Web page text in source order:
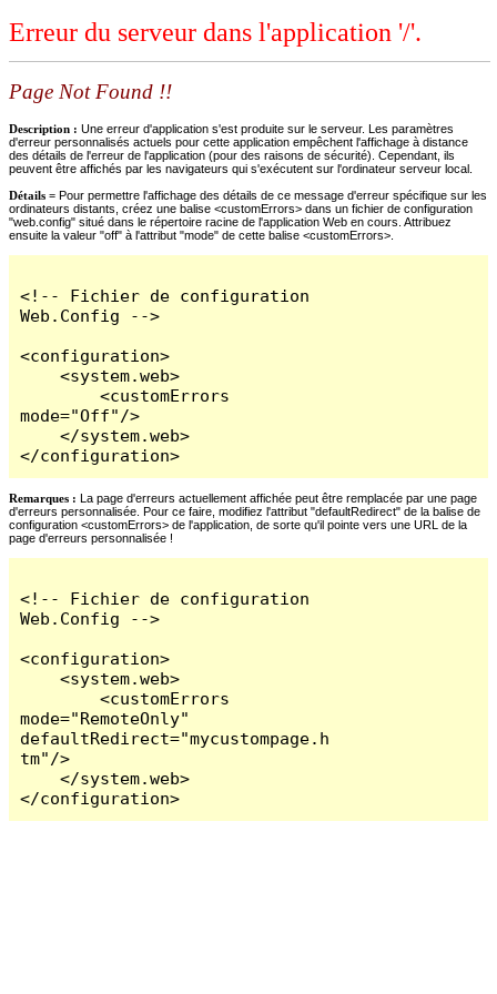
Erreur du serveur dans l'application '/'.
Page Not Found !!
Description : Une erreur d'application s'est produite sur le serveur. Les paramètres
d'erreur personnalisés actuels pour cette application empêchent l'affichage à distance
des détails de l'erreur de l'application (pour des raisons de sécurité). Cependant, ils
peuvent être affichés par les navigateurs qui s'exécutent sur l'ordinateur serveur local.
Détails = Pour permettre l'affichage des détails de ce message d'erreur spécifique sur les
ordinateurs distants, créez une balise <customErrors> dans un fichier de configuration
"web.config" situé dans le répertoire racine de l'application Web en cours. Attribuez
ensuite la valeur "off" à l'attribut "mode" de cette balise <customErrors>.
<!-- Fichier de configuration
Web.Config -->
<configuration>
    <system.web>
        <customErrors
mode="Off"/>
    </system.web>
</configuration>
Remarques : La page d'erreurs actuellement affichée peut être remplacée par une page
d'erreurs personnalisée. Pour ce faire, modifiez l'attribut "defaultRedirect" de la balise de
configuration <customErrors> de l'application, de sorte qu'il pointe vers une URL de la
page d'erreurs personnalisée !
<!-- Fichier de configuration
Web.Config -->
<configuration>
    <system.web>
        <customErrors
mode="RemoteOnly"
defaultRedirect="mycustompage.h
tm"/>
    </system.web>
</configuration>